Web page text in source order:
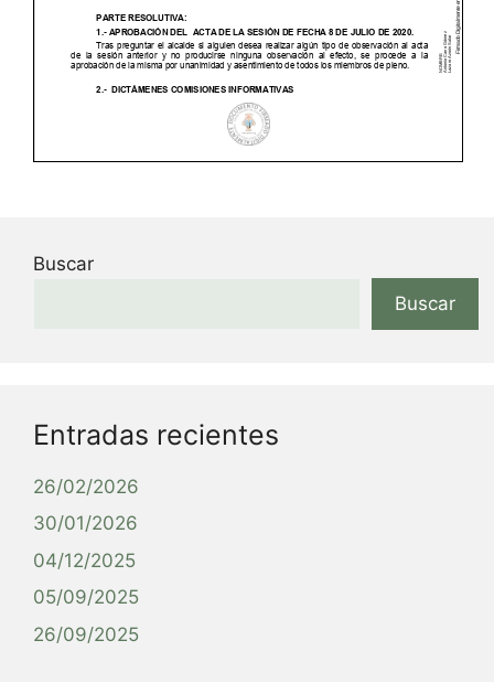
Buscar
Buscar
Entradas recientes
26/02/2026
30/01/2026
04/12/2025
05/09/2025
26/09/2025